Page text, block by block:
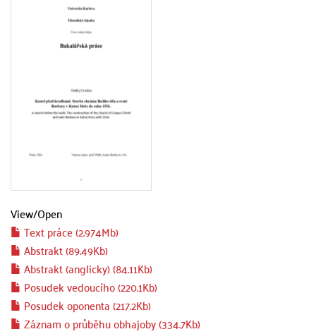
View/Open
Text práce (2.974Mb)
Abstrakt (89.49Kb)
Abstrakt (anglicky) (84.11Kb)
Posudek vedoucího (220.1Kb)
Posudek oponenta (217.2Kb)
Záznam o průběhu obhajoby (334.7Kb)